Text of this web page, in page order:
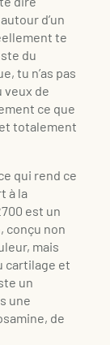
d’un
te
du
tu n’as pas
veux de
ce que
totalement
qui rend ce
à la
est un
conçu non
mais
cartilage et
un
une
de